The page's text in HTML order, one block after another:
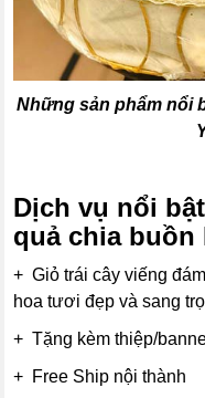
Những sản phẩm nổi
Dịch vụ nổi
quả chia buồn
+ Giỏ trái cây viếng
hoa tươi đẹp và sang
+ Tặng kèm thiệp/
+ Free Ship nội thành